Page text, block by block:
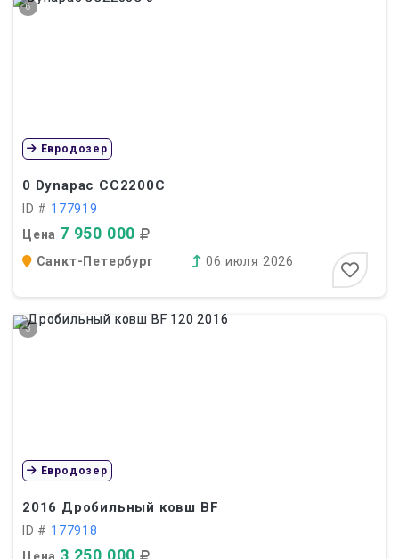
6
0 Dynapac CC2200C
ID # 177919
Цена 7 950 000
Евродозер
Санкт-Петербург 06 июля 2026
3
2016 Дробильный ковш BF
ID # 177918
3 250 000
Евродозер